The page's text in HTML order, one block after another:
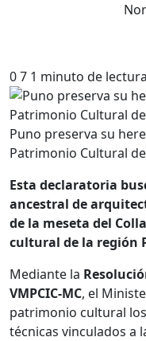
07 1 minuto de lectura
Puno preserva su
Patrimonio Cultural
Esta declaratoria
ancestral de
de la meseta del
cultural de la región
Mediante la
VMPCIC-MC, el
patrimonio cultural
técnicas vinculados a